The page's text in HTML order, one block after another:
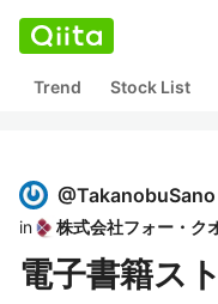
Trend Stock List
@TakanobuSano
in
電子書籍ス